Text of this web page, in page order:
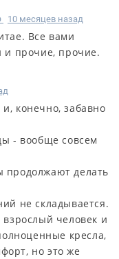
10 месяцев назад
Все вами
и прочие, прочие.
конечно, забавно
- вообще совсем
делать
не складывается.
взрослый человек и
кресла,
но это же